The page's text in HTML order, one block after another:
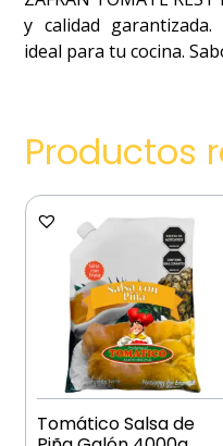
y calidad garantizada.
ideal para tu cocina.
Productos
Tomático Salsa de